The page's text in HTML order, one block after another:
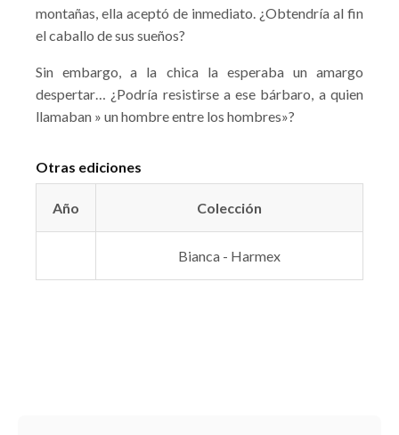
montañas, ella aceptó de inmediato. ¿Obtendría al fin
el caballo de sus sueños?
Sin embargo, a la chica la esperaba un amargo
despertar… ¿Podría resistirse a ese bárbaro, a quien
llamaban » un hombre entre los hombres»?
Otras ediciones
Año Colección
Bianca - Harmex